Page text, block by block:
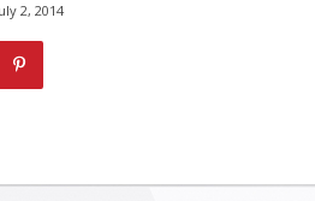
2, 2014